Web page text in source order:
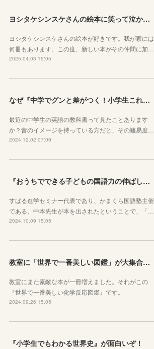
ヨシタケシンスケさんの絵本に笑って泣かされた
ヨシタケシンスケさんの絵本が好きです。我が家には
何冊もあります。この度、新しい本がその仲間に加…
2025.04.03 15:05
なぜ『中学でグンと差がつく！小学生これだけ英単語360』が必要か
最近の中学生の英語の教科書って見たことあります
か？昔のイメージを持っている方だと、その難易度…
2024.12.02 07:09
『おうちでできる子どもの国語力の伸ばし方』が一家に一冊あると良い理由
すばる進学セミナー代表であり、かまくら国語塾主催
である、中本先生が本を出されたということで、「…
2024.10.09 15:05
教室に「世界で一番美しい図鑑」が大集合！図鑑から世界を知ろう！
教室にまた素敵な本が一冊増えました。それがこの
『世界で一番美しい化学反応図鑑』です。
2024.09.26 15:05
『小学生でもわかる世界史』が面白いぞ！